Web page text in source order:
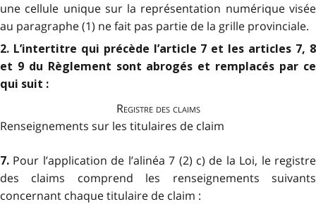
une cellule unique sur la représentation numérique visée
au paragraphe (1) ne fait pas partie de la grille provinciale.
2. L’intertitre qui précède l’article 7 et les articles 7, 8
et 9 du Règlement sont abrogés et remplacés par ce
qui suit :
Registre des claims
Renseignements sur les titulaires de claim
7. Pour l’application de l’alinéa 7 (2) c) de la Loi, le registre
des claims comprend les renseignements suivants
concernant chaque titulaire de claim :